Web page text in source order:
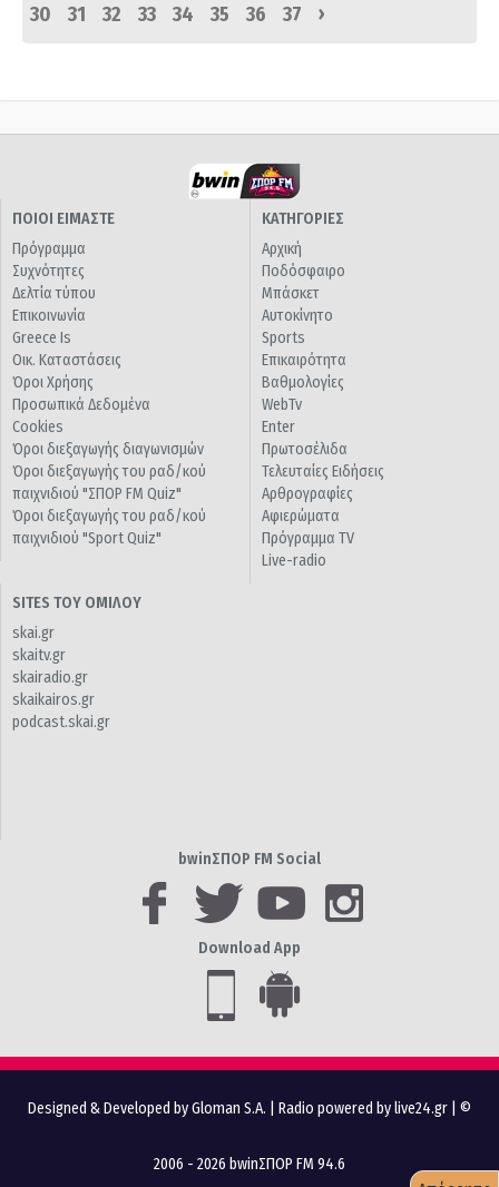
30
31 32 33 34 35 36 37 ›
ΠΟΙΟΙ ΕΙΜΑΣΤΕ
Πρόγραμμα
Συχνότητες
Δελτία τύπου
Επικοινωνία
Greece Is
Οικ. Καταστάσεις
Όροι Χρήσης
Προσωπικά Δεδομένα
Cookies
Όροι διεξαγωγής διαγωνισμών
Όροι διεξαγωγής του ραδ/κού
παιχνιδιού "ΣΠΟΡ FM Quiz"
Όροι διεξαγωγής του ραδ/κού
παιχνιδιού "Sport Quiz"
ΚΑΤΗΓΟΡΙΕΣ
Αρχική
Ποδόσφαιρο
Μπάσκετ
Αυτοκίνητο
Sports
Επικαιρότητα
Βαθμολογίες
WebTv
Enter
Πρωτοσέλιδα
Τελευταίες Ειδήσεις
Αρθρογραφίες
Αφιερώματα
Πρόγραμμα TV
Live-radio
SITES ΤΟΥ ΟΜΙΛΟΥ
skai.gr
skaitv.gr
skairadio.gr
skaikairos.gr
podcast.skai.gr
bwinΣΠΟΡ FM Social
Download App
Designed & Developed by Gloman S.A. Radio powered by live24.gr | ©
2006 - 2026 bwinΣΠΟΡ FM 94.6